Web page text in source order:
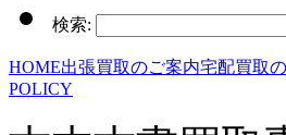
検索:
HOME出張買取のご案内宅配買取
POLICY